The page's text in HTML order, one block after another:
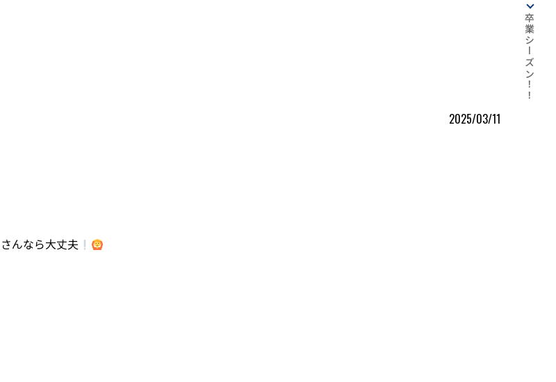
卒業シーズン！！
2025/03/11
んなら大丈夫